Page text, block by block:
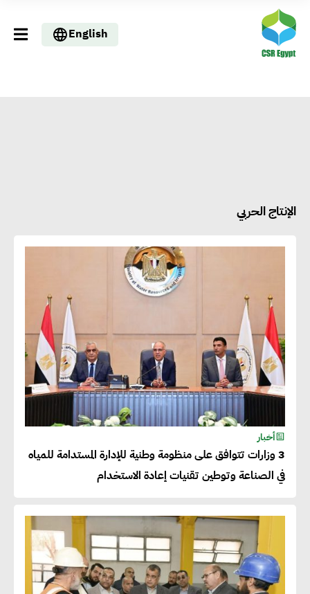
English
الإنتاج الحربي
أخبار
3 وزارات تتوافق على منظومة وطنية للإدارة المستدامة للمياه
في الصناعة وتوطين تقنيات إعادة الاستخدام